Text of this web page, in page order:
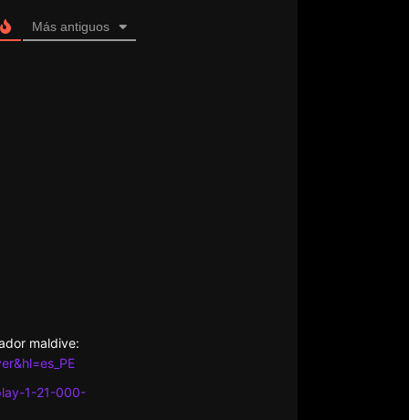
Más antiguos
maldive:
1-21-000-